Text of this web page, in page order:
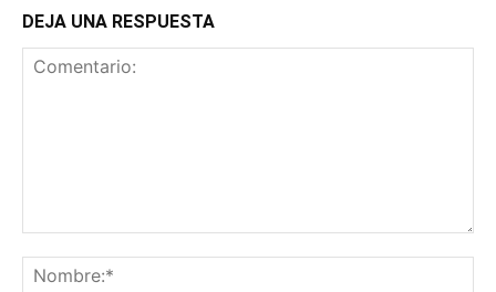
DEJA UNA RESPUESTA